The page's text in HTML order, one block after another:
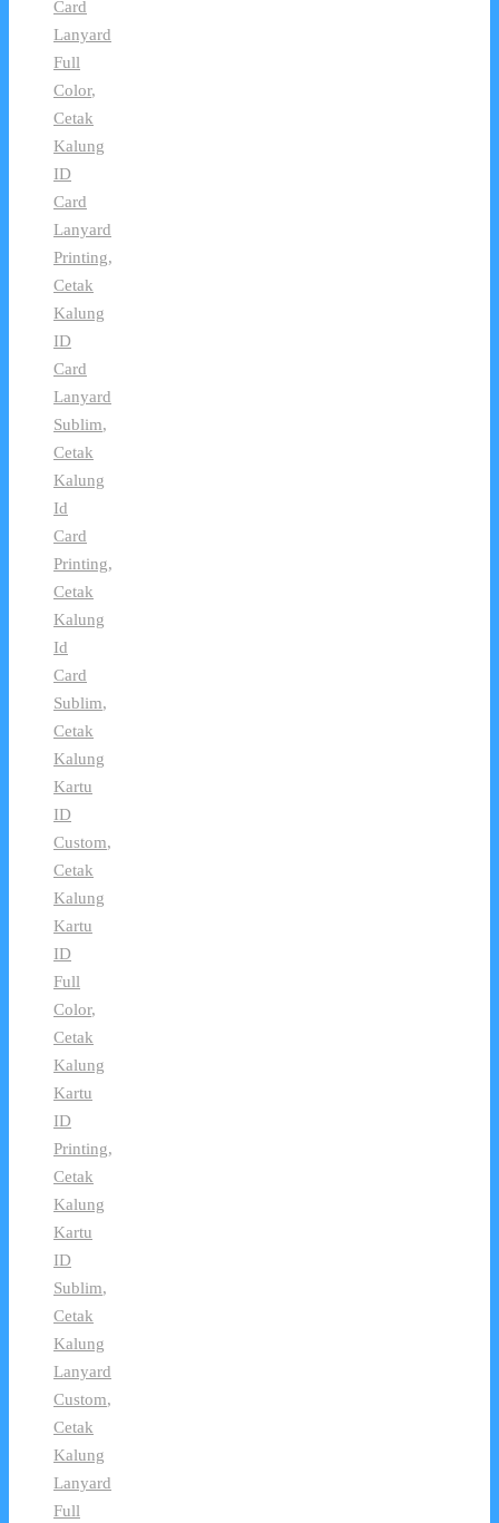
Card
Lanyard
Full
Color,
Cetak
Kalung
ID
Card
Lanyard
Printing,
Cetak
Kalung
ID
Card
Lanyard
Sublim,
Cetak
Kalung
Id
Card
Printing,
Cetak
Kalung
Id
Card
Sublim,
Cetak
Kalung
Kartu
ID
Custom,
Cetak
Kalung
Kartu
ID
Full
Color,
Cetak
Kalung
Kartu
ID
Printing,
Cetak
Kalung
Kartu
ID
Sublim,
Cetak
Kalung
Lanyard
Custom,
Cetak
Kalung
Lanyard
Full